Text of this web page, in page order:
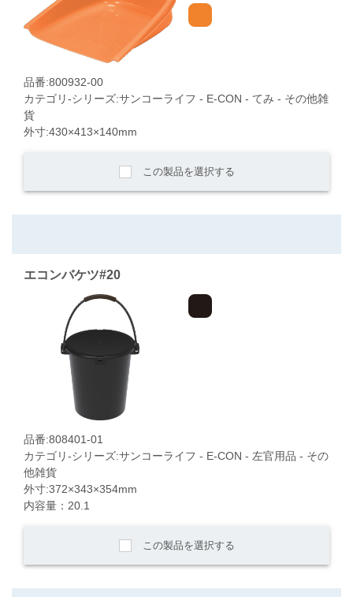
品番:800932-00
カテゴリ-シリーズ:サンコーライフ - E-CON - てみ - その他雑
貨
外寸:430×413×140mm
この製品を選択する
エコンバケツ#20
品番:808401-01
カテゴリ-シリーズ:サンコーライフ - E-CON - 左官用品 - その
他雑貨
外寸:372×343×354mm
内容量：20.1
この製品を選択する